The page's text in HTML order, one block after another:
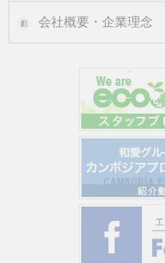
会社概要・企業理念